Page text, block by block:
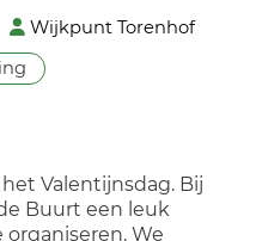
Wijkpunt Torenhof
Valentijnsdag. Bij
Buurt een leuk
We